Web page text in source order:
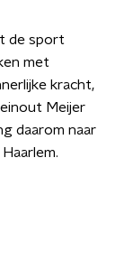
de sport
met
kracht,
Meijer
daarom naar